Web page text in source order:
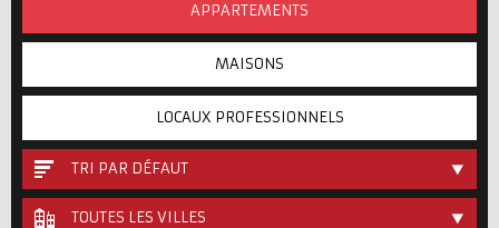
APPARTEMENTS
MAISONS
LOCAUX PROFESSIONNELS
TRI PAR DÉFAUT
TOUTES LES VILLES